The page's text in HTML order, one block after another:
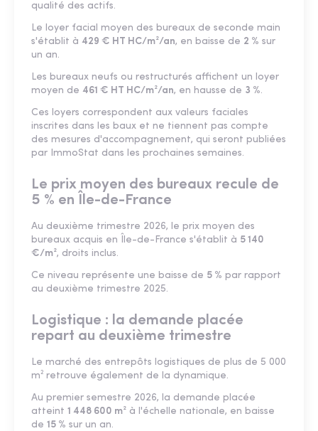
qualité des actifs.
Le loyer facial moyen des bureaux de seconde main
s'établit à 429 € HT HC/m²/an, en baisse de 2 % sur
un an.
Les bureaux neufs ou restructurés affichent un loyer
moyen de 461 € HT HC/m²/an, en hausse de 3 %.
Ces loyers correspondent aux valeurs faciales
inscrites dans les baux et ne tiennent pas compte
des mesures d'accompagnement, qui seront publiées
par ImmoStat dans les prochaines semaines.
Le prix moyen des bureaux recule de
5 % en Île-de-France
Au deuxième trimestre 2026, le prix moyen des
bureaux acquis en Île-de-France s'établit à 5 140
€/m², droits inclus.
Ce niveau représente une baisse de 5 % par rapport
au deuxième trimestre 2025.
Logistique : la demande placée
repart au deuxième trimestre
Le marché des entrepôts logistiques de plus de 5 000
m² retrouve également de la dynamique.
Au premier semestre 2026, la demande placée
atteint 1 448 600 m² à l'échelle nationale, en baisse
de 15 % sur un an.